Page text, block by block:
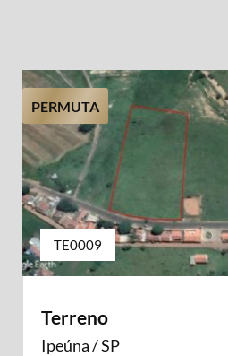
PERMUTA
TE0009
Terreno
Ipeúna / SP